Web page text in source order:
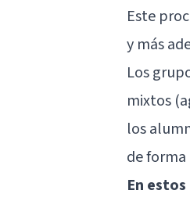
Este
y más
Los
mixtos
los
de
En